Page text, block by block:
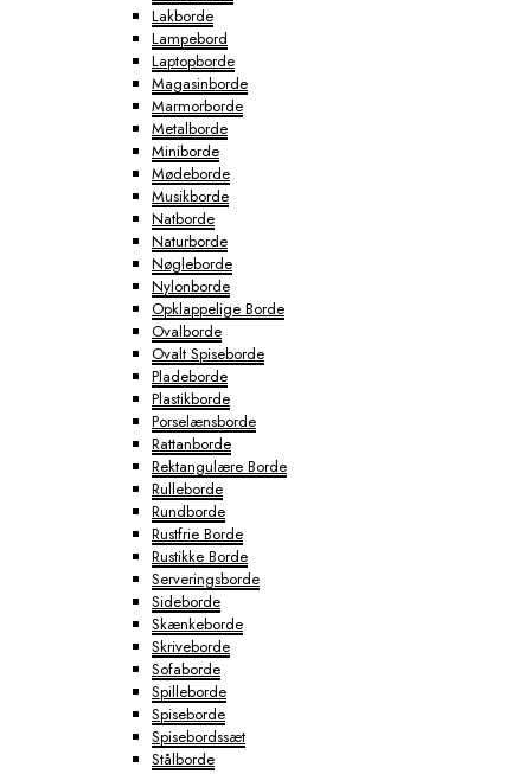
Lakborde
Lampebord
Laptopborde
Magasinborde
Marmorborde
Metalborde
Miniborde
Mødeborde
Musikborde
Natborde
Naturborde
Nøgleborde
Nylonborde
Opklappelige Borde
Ovalborde
Ovalt Spiseborde
Pladeborde
Plastikborde
Porselænsborde
Rattanborde
Rektangulære Borde
Rulleborde
Rundborde
Rustfrie Borde
Rustikke Borde
Serveringsborde
Sideborde
Skænkeborde
Skriveborde
Sofaborde
Spilleborde
Spiseborde
Spisebordssæt
Stålborde